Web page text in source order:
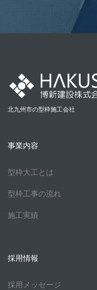
北九州市の型枠施工会社
事業内容
型枠大工とは
型枠工事の流れ
施工実績
採用情報
採用メッセージ